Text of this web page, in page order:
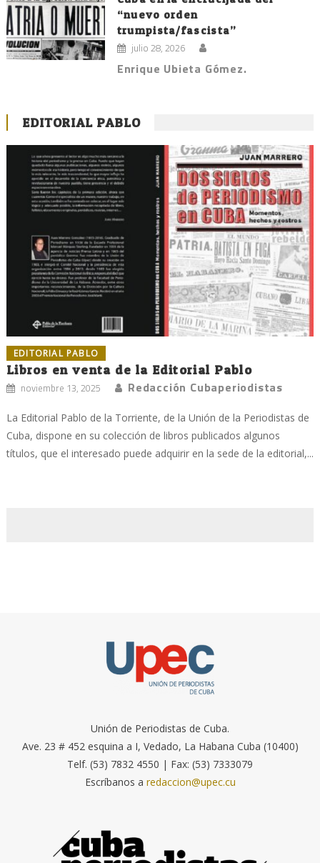
“nuevo orden
trumpista/fascista”
julio 28, 2026
Enrique Ubieta Gómez.
EDITORIAL PABLO
EDITORIAL PABLO
Libros en venta de la Editorial Pablo
noviembre 13, 2025 Redacción Cubaperiodistas
La Editorial Pablo de la Torriente, de la Unión de la Periodistas de
Cuba, dispone en su colección de libros publicados algunos
títulos, que el interesado puede adquirir en la sede de la editorial,...
Unión de Periodistas de Cuba.
Ave. 23 # 452 esquina a I, Vedado, La Habana Cuba (10400)
Telf. (53) 7832 4550 | Fax: (53) 7333079
Escríbanos a redaccion@upec.cu